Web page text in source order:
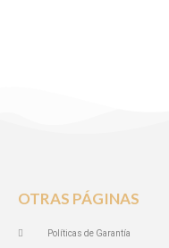
OTRAS PÁGINAS
Políticas de Garantía